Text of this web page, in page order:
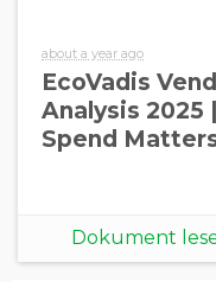
about a year ago
EcoVadis
Analysis 2025 |
Spend
Dokument